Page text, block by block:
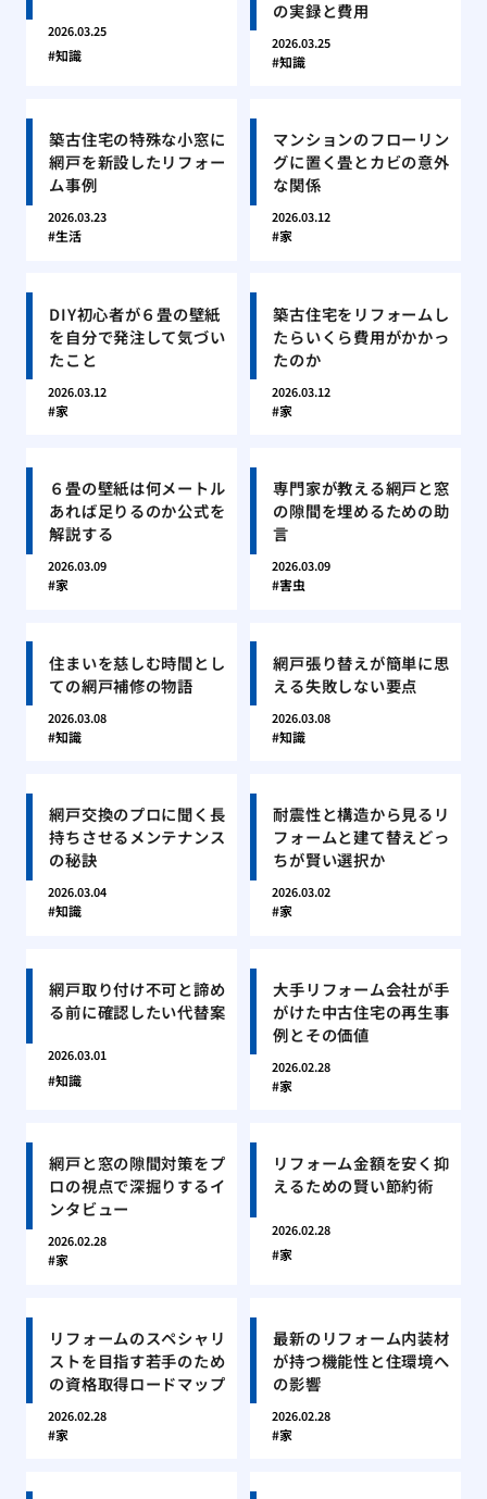
2026.03.25
知識
の実録と費用
2026.03.25
知識
築古住宅の特殊な小窓に
網戸を新設したリフォー
ム事例
2026.03.23
生活
マンションのフローリン
グに置く畳とカビの意外
な関係
2026.03.12
家
DIY初心者が６畳の壁紙
を自分で発注して気づい
たこと
2026.03.12
家
築古住宅をリフォームし
たらいくら費用がかかっ
たのか
2026.03.12
家
６畳の壁紙は何メートル
あれば足りるのか公式を
解説する
2026.03.09
家
専門家が教える網戸と窓
の隙間を埋めるための助
言
2026.03.09
害虫
住まいを慈しむ時間とし
ての網戸補修の物語
2026.03.08
知識
網戸張り替えが簡単に思
える失敗しない要点
2026.03.08
知識
網戸交換のプロに聞く長
持ちさせるメンテナンス
の秘訣
2026.03.04
知識
耐震性と構造から見るリ
フォームと建て替えどっ
ちが賢い選択か
2026.03.02
家
網戸取り付け不可と諦め
る前に確認したい代替案
2026.03.01
知識
大手リフォーム会社が手
がけた中古住宅の再生事
例とその価値
2026.02.28
家
網戸と窓の隙間対策をプ
ロの視点で深掘りするイ
ンタビュー
2026.02.28
家
リフォーム金額を安く抑
えるための賢い節約術
2026.02.28
家
リフォームのスペシャリ
ストを目指す若手のため
の資格取得ロードマップ
2026.02.28
家
最新のリフォーム内装材
が持つ機能性と住環境へ
の影響
2026.02.28
家